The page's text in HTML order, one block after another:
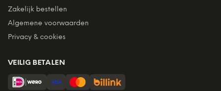
Zakelijk bestellen
Algemene voorwaarden
Privacy & cookies
VEILIG BETALEN